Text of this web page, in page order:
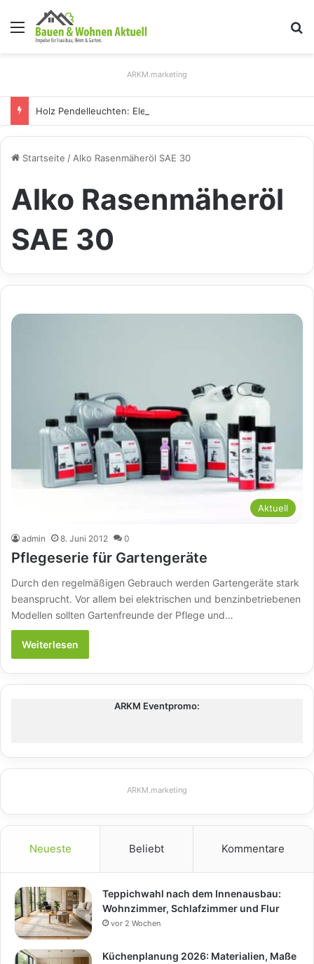
Menü
ARKM.marketing
Startseite / Alko Rasenmäheröl SAE 30
Alko Rasenmäheröl
SAE 30
Aktuell
admin 8. Juni 2012 0
Pflegeserie für Gartengeräte
Durch den regelmäßigen Gebrauch werden Gartengeräte stark
beansprucht. Vor allem bei elektrischen und benzinbetriebenen
Modellen sollten Gartenfreunde der Pflege und…
Weiterlesen
ARKM Eventpromo:
ARKM.marketing
Neueste Beliebt Kommentare
Teppichwahl nach dem Innenausbau:
Wohnzimmer, Schlafzimmer und Flur
vor 2 Wochen
Küchenplanung 2026: Materialien, Maße